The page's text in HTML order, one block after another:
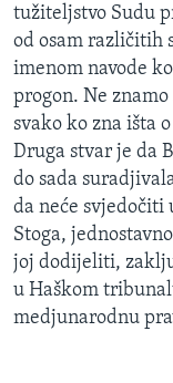
tužiteljstvo Sudu
od osam različitih
imenom navode
progon. Ne
svako ko zna išta
Druga stvar je da
do sada
da neće svjedočiti
Stoga,
joj dodijeliti,
u Haškom
medjunarodnu